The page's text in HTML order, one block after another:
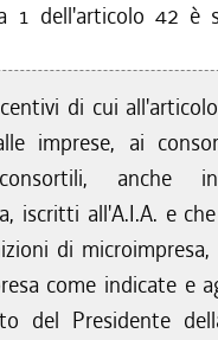
1 dell'articolo 42 è
di cui
imprese, ai
anche
iscritti all'A.I.A. e
di
come indicate e
del Presidente